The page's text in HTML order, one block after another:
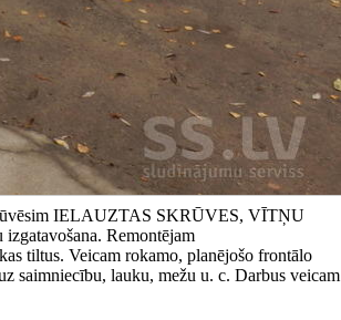
IELAUZTAS SKRŪVES, VĪTŅU
Remontējam
tiltus. Veicam rokamo, planējošo frontālo
saimniecību, lauku, mežu u. c. Darbus veicam